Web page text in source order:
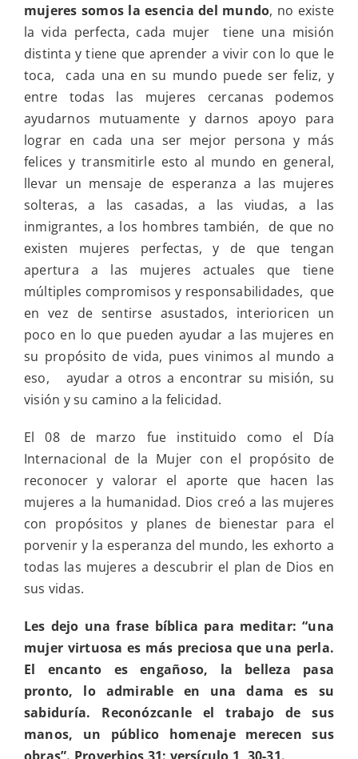
mujeres somos la esencia del mundo, no existe
la vida perfecta, cada mujer tiene una misión
distinta y tiene que aprender a vivir con lo que le
toca, cada una en su mundo puede ser feliz, y
entre todas las mujeres cercanas podemos
ayudarnos mutuamente y darnos apoyo para
lograr en cada una ser mejor persona y más
felices y transmitirle esto al mundo en general,
llevar un mensaje de esperanza a las mujeres
solteras, a las casadas, a las viudas, a las
inmigrantes, a los hombres también, de que no
existen mujeres perfectas, y de que tengan
apertura a las mujeres actuales que tiene
múltiples compromisos y responsabilidades, que
en vez de sentirse asustados, interioricen un
poco en lo que pueden ayudar a las mujeres en
su propósito de vida, pues vinimos al mundo a
eso, ayudar a otros a encontrar su misión, su
visión y su camino a la felicidad.
El 08 de marzo fue instituido como el Día
Internacional de la Mujer con el propósito de
reconocer y valorar el aporte que hacen las
mujeres a la humanidad. Dios creó a las mujeres
con propósitos y planes de bienestar para el
porvenir y la esperanza del mundo, les exhorto a
todas las mujeres a descubrir el plan de Dios en
sus vidas.
Les dejo una frase bíblica para meditar: “una
mujer virtuosa es más preciosa que una perla.
El encanto es engañoso, la belleza pasa
pronto, lo admirable en una dama es su
sabiduría. Reconózcanle el trabajo de sus
manos, un público homenaje merecen sus